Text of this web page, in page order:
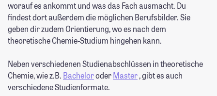
worauf es ankommt und was das Fach ausmacht. Du
findest dort außerdem die möglichen Berufsbilder. Sie
geben dir zudem Orientierung, wo es nach dem
theoretische Chemie-Studium hingehen kann.
Neben verschiedenen Studienabschlüssen in theoretische
Chemie, wie z.B. BacheloroderMaster, gibt es auch
verschiedene Studienformate.